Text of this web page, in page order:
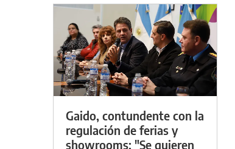
Gaido, contundente con la
regulación de ferias y
showrooms: "Se quieren